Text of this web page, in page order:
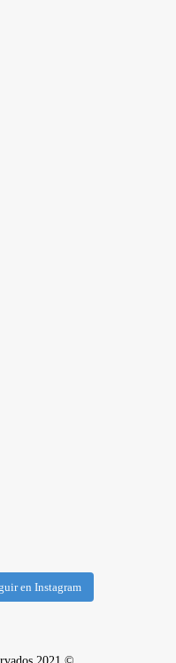
en Instagram